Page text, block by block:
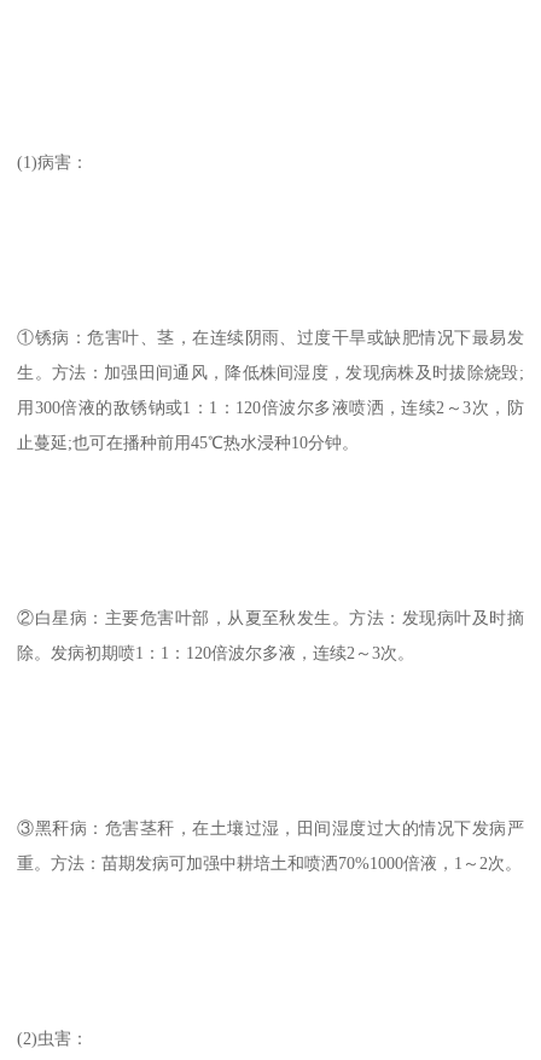
(1)病害：
①锈病：危害叶、茎，在连续阴雨、过度干旱或缺肥情况下最易发
生。方法：加强田间通风，降低株间湿度，发现病株及时拔除烧毁;
用300倍液的敌锈钠或1：1：120倍波尔多液喷洒，连续2～3次，防
止蔓延;也可在播种前用45℃热水浸种10分钟。
②白星病：主要危害叶部，从夏至秋发生。方法：发现病叶及时摘
除。发病初期喷1：1：120倍波尔多液，连续2～3次。
③黑秆病：危害茎秆，在土壤过湿，田间湿度过大的情况下发病严
重。方法：苗期发病可加强中耕培土和喷洒70%1000倍液，1～2次。
(2)虫害：